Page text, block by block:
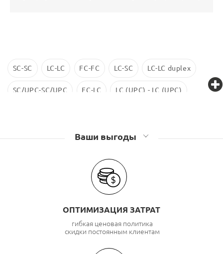
SC-SC LC-LC FC-FC LC-SC LC-LC duplex
SC/UPC-SC/UPC FC-LC LC (UPC) - LC (UPC)
Ваши выгоды
ОПТИМИЗАЦИЯ ЗАТРАТ
гибкая ценовая политика
скидки постоянным клиентам